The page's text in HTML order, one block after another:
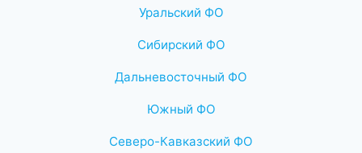
Уральский ФО
Сибирский ФО
Дальневосточный ФО
Южный ФО
Северо-Кавказский ФО